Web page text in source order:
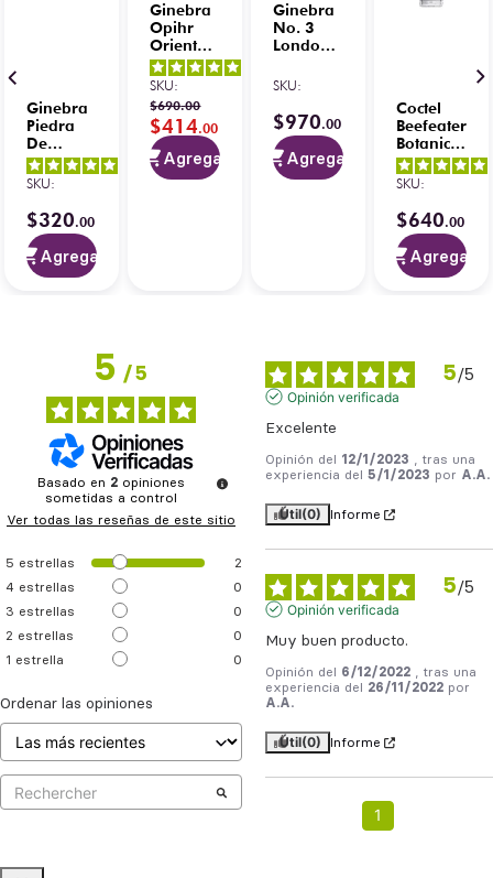
5/ 5-
opiniones
Ginebra
Piedra
De
Fuego
London
ml
5/ 5-
SKU:
$320.00
Agregar
Ginebra
Opihr
Oriental
Spiced
700 ml
opiniones
SKU:
$690.00
$414.00
Agregar
Ginebra
No. 3
London
ml
SKU:
$970.00
Agregar
Coctel
Beefeater
Botanics
Lemon &
Ginger
SKU:
$640.00
Agregar
5/5
Basado en 2 opiniones
sometidas a control
Ver todas las reseñas de este sitio
5 estrellas
2
4 estrellas
0
3 estrellas
0
2 estrellas
0
1 estrella 0
Ordenar las opiniones
5/5
Opinión verificada
Excelente
Opinión del 12/1/2023
, tras una
experiencia del 5/1/2023 por A.A.
Útil(0) Informe
5/5
Opinión verificada
Muy buen producto.
Opinión del 6/12/2022
, tras una
experiencia del
26/11/2022 por
A.A.
Útil(0) Informe
1